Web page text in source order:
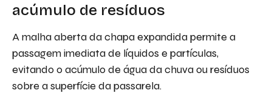
acúmulo de resíduos
A malha aberta da chapa expandida permite a
passagem imediata de líquidos e partículas,
evitando o acúmulo de água da chuva ou resíduos
sobre a superfície da passarela.